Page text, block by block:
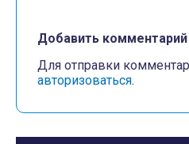
Добавить комментарий
Для отправки
авторизоваться.